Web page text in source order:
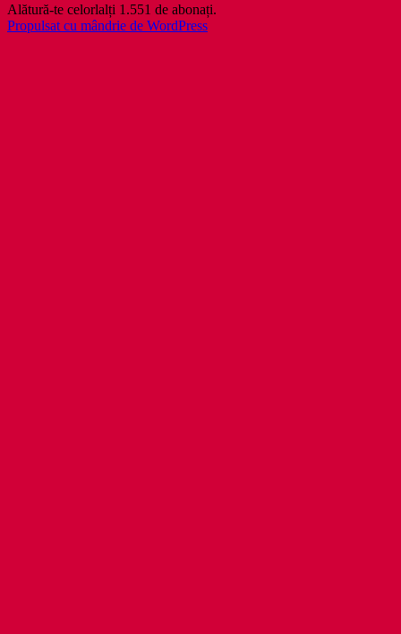
Alătură-te celorlalți 1.551 de abonați.
Propulsat cu mândrie de WordPress